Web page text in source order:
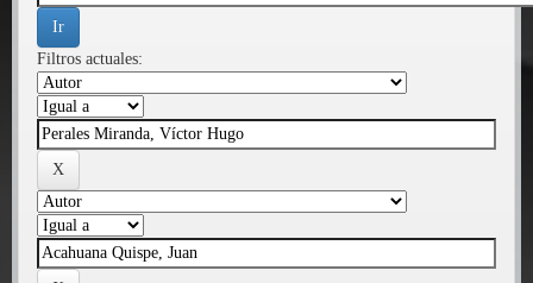
Filtros actuales: